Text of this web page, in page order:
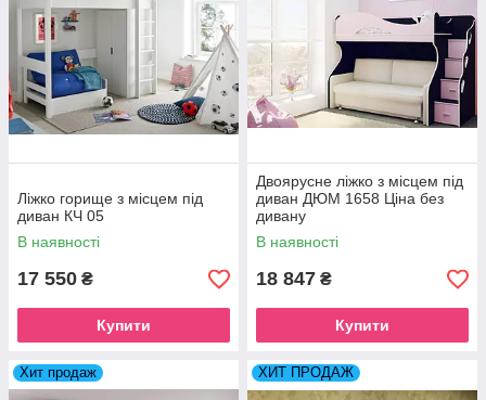
Ліжко горище з місцем під
диван КЧ 05
В наявності
17 550 ₴
Купити
Двоярусне ліжко з місцем під
диван ДЮМ 1658 Ціна без
дивану
В наявності
18 847 ₴
Купити
Хит продаж ХИТ ПРОДАЖ